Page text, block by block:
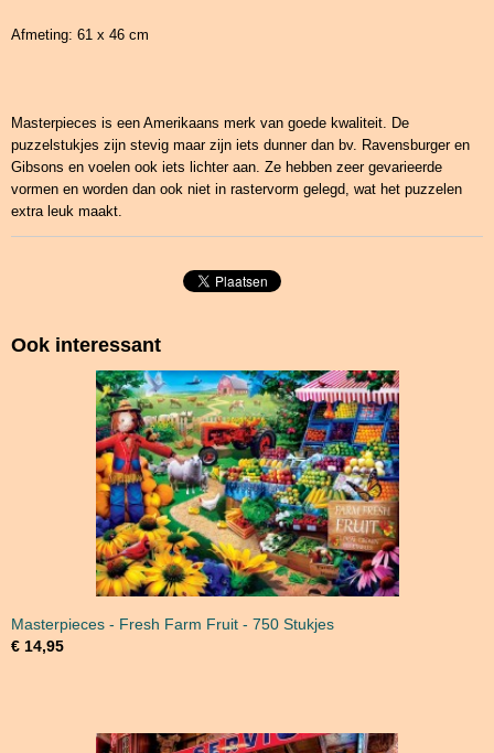
Afmeting: 61 x 46 cm
Masterpieces is een Amerikaans merk van goede kwaliteit. De
puzzelstukjes zijn stevig maar zijn iets dunner dan bv. Ravensburger en
Gibsons en voelen ook iets lichter aan. Ze hebben zeer gevarieerde
vormen en worden dan ook niet in rastervorm gelegd, wat het puzzelen
extra leuk maakt.
Ook interessant
Masterpieces - Fresh Farm Fruit - 750 Stukjes
€ 14,95